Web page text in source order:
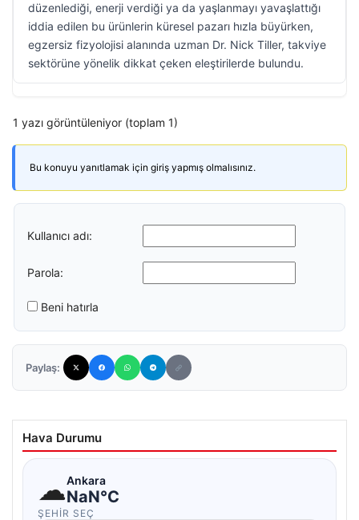
düzenlediği, enerji verdiği ya da yaşlanmayı yavaşlattığı
iddia edilen bu ürünlerin küresel pazarı hızla büyürken,
egzersiz fizyolojisi alanında uzman Dr. Nick Tiller, takviye
sektörüne yönelik dikkat çeken eleştirilerde bulundu.
1 yazı görüntüleniyor (toplam 1)
Bu konuyu yanıtlamak için giriş yapmış olmalısınız.
Kullanıcı adı:
Parola:
Beni hatırla
Paylaş:
Hava Durumu
☁Ankara
NaN°C
ŞEHIR SEÇ